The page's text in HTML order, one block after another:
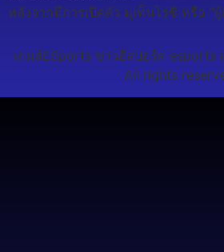
หลังจากมีการเปิดตัว มุเท็นโรชิ หรือ “
เกมส์ESports ข่าวอีสปอร์ต esports
All rights